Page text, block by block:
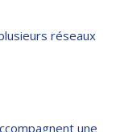
réseaux
une